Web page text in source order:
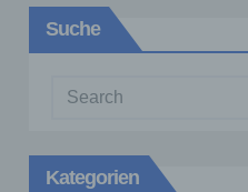
Suche
Kategorien